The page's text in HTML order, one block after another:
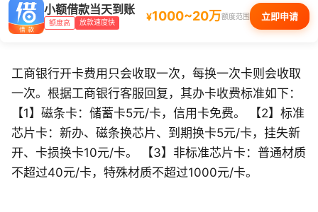
小额借款当天到账
额度高 放款速度快 ¥1000~20万额度范围 立即申请
工商银行开卡费用只会收取一次，每换一次卡则会收取
一次。根据工商银行客服回复，其办卡收费标准如下：
【1】磁条卡：储蓄卡5元/卡，信用卡免费。 【2】标准
芯片卡：新办、磁条换芯片、到期换卡5元/卡，挂失新
开、卡损换卡10元/卡。 【3】非标准芯片卡：普通材质
不超过40元/卡，特殊材质不超过1000元/卡。